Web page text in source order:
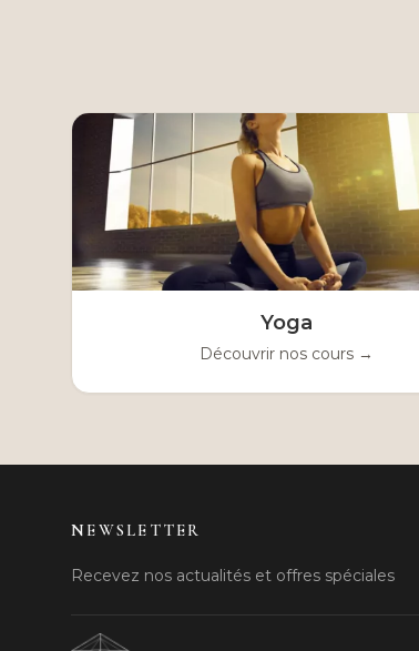
Yoga
Découvrir nos cours →
NEWSLETTER
Recevez nos actualités et offres spéciales